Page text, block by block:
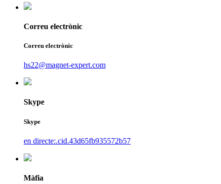
Correu electrònic
Correu electrònic
hs22@magnet-expert.com
Skype
Skype
en directe:.cid.43d65fb935572b57
Màfia